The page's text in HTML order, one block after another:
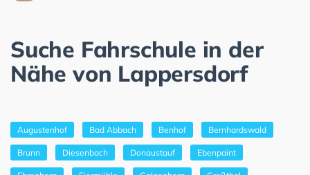
Suche Fahrschule in der
Nähe von Lappersdorf
Augustenhof Bad Abbach Benhof Bernhardswald
Brunn Diesenbach Donaustauf Ebenpaint